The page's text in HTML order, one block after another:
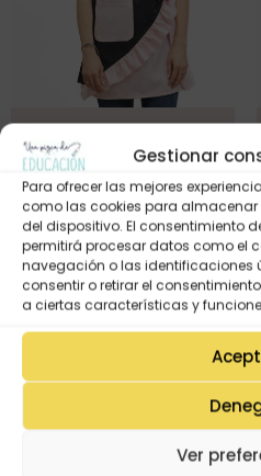
Gestionar
Para ofrecer las mejores
como las cookies para
del dispositivo. El consentimiento
permitirá procesar datos como el
navegación o las identificaciones
consentir o retirar el
a ciertas características y
Ver
32,95 23,00€
Mi
Lista de